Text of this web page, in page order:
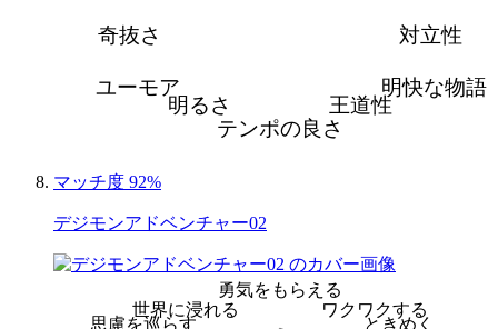
対立性
明快な物語
王道性
テンポの良さ
明るさ
ユーモア
奇抜さ
マッチ度 92%
デジモンアドベンチャー02
勇気をもらえる
ワクワクする
ときめく
思慮を巡らす
世界に浸れる